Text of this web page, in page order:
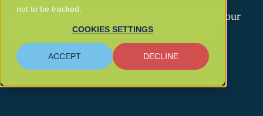
not to be tracked.
COOKIES SETTINGS
ACCEPT DECLINE
Armoires, cages et suites personnalisables pour
répondre à votre infrastructure essentielle